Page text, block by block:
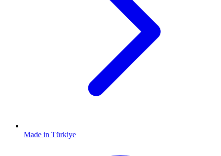
Made in Türkiye